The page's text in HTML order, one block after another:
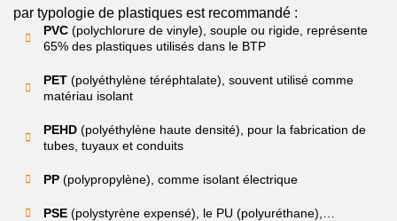
par typologie de plastiques est recommandé :
PVC (polychlorure de vinyle), souple ou rigide, représente
65% des plastiques utilisés dans le BTP
PET (polyéthylène téréphtalate), souvent utilisé comme
matériau isolant
PEHD (polyéthylène haute densité), pour la fabrication de
tubes, tuyaux et conduits
PP (polypropylène), comme isolant électrique
PSE (polystyrène expensé), le PU (polyuréthane),…